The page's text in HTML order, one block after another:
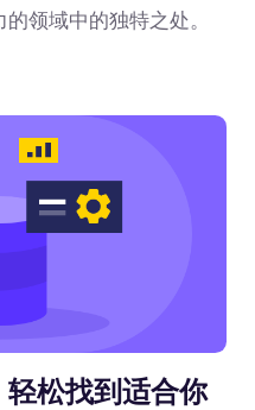
领域中的独特之处。
松找到适合你